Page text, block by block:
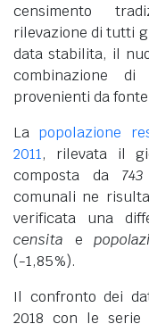
censimento
rilevazione di tutti
data stabilita, il
combinazione
provenienti da
La popolazione
2011, rilevata il
composta da 743
comunali ne
verificata una
censita e
(-1,85%).
Il confronto dei
2018 con le serie